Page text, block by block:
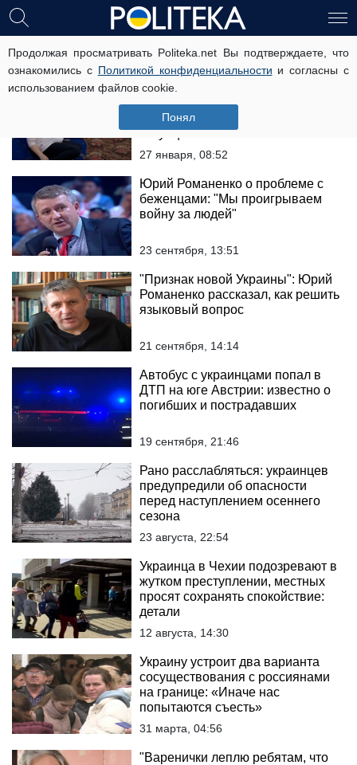
Продолжая просматривать Politeka.net Вы подтверждаете, что
ознакомились с Политикой конфиденциальности и согласны с
использованием файлов cookie.
Понял
украинцы
Демографический кризис в
Украине: сколько детей должно
родиться, чтобы улучшить
ситуацию
27 января, 08:52
Юрий Романенко о проблеме с
беженцами: "Мы проигрываем
войну за людей"
23 сентября, 13:51
"Признак новой Украины": Юрий
Романенко рассказал, как решить
языковый вопрос
21 сентября, 14:14
Автобус с украинцами попал в
ДТП на юге Австрии: известно о
погибших и пострадавших
19 сентября, 21:46
Рано расслабляться: украинцев
предупредили об опасности
перед наступлением осеннего
сезона
23 августа, 22:54
Украинца в Чехии подозревают в
жутком преступлении, местных
просят сохранять спокойствие:
детали
12 августа, 14:30
Украину устроит два варианта
сосуществования с россиянами
на границе: «Иначе нас
попытаются съесть»
31 марта, 04:56
"Варенички леплю ребятам, что